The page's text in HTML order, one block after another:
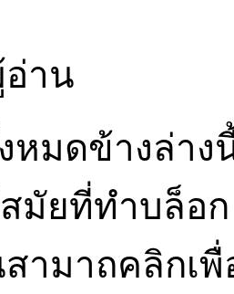
าน
มดข้างล่าง
มัยที่ทำบล็อ
สามาถคลิกเ